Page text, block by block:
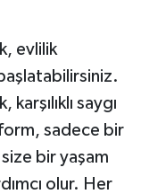
evlilik
saygı
sadece bir
bir yaşam
olur. Her